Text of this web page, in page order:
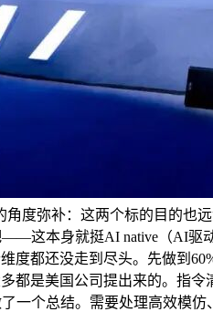
角度弥补：这两个标的目的也
这本身就挺AI native（AI驱
度都还没走到尽头。先做到
都是美国公司提出来的。指
一个总结。需要处理高效模